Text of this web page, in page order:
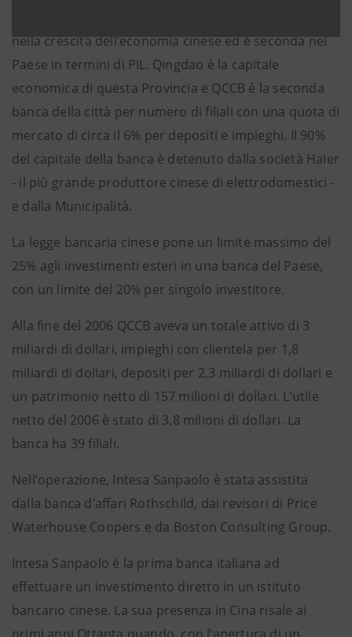
nella crescita dell’economia cinese ed è seconda nel
Paese in termini di PIL. Qingdao è la capitale
economica di questa Provincia e QCCB è la seconda
banca della città per numero di filiali con una quota di
mercato di circa il 6% per depositi e impieghi. Il 90%
del capitale della banca è detenuto dalla società Haier
- il più grande produttore cinese di elettrodomestici -
e dalla Municipalità.
La legge bancaria cinese pone un limite massimo del
25% agli investimenti esteri in una banca del Paese,
con un limite del 20% per singolo investitore.
Alla fine del 2006 QCCB aveva un totale attivo di 3
miliardi di dollari, impieghi con clientela per 1,8
miliardi di dollari, depositi per 2,3 miliardi di dollari e
un patrimonio netto di 157 milioni di dollari. L’utile
netto del 2006 è stato di 3,8 milioni di dollari. La
banca ha 39 filiali.
Nell’operazione, Intesa Sanpaolo è stata assistita
dalla banca d’affari Rothschild, dai revisori di Price
Waterhouse Coopers e da Boston Consulting Group.
Intesa Sanpaolo è la prima banca italiana ad
effettuare un investimento diretto in un istituto
bancario cinese. La sua presenza in Cina risale ai